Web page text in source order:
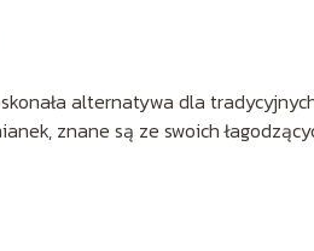
alternatywa dla
znane są ze swoich